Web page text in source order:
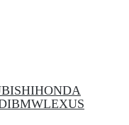
HONDA
BMWLEXUS